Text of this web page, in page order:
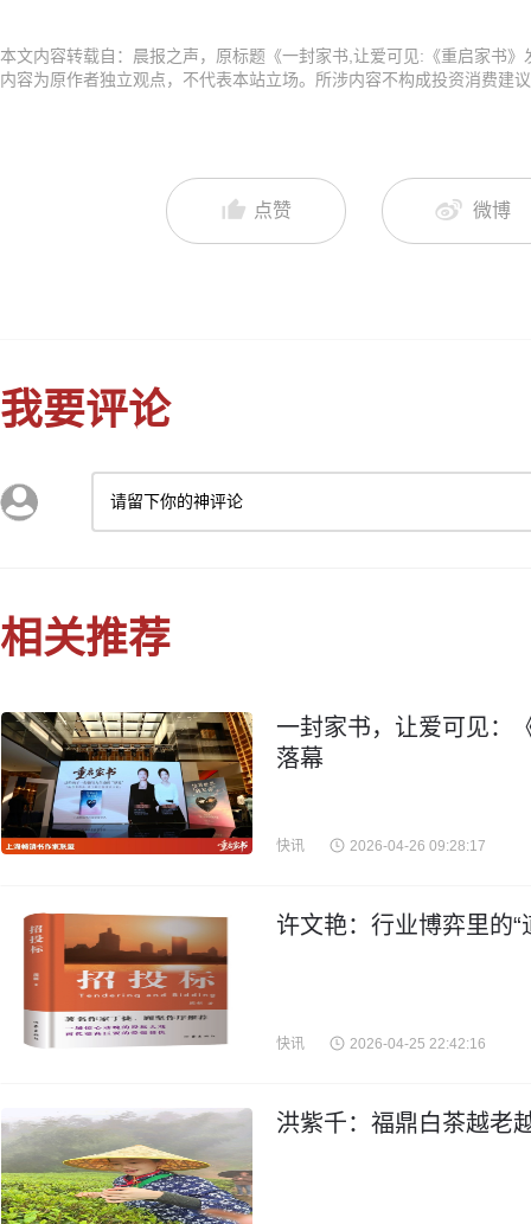
本文内容转载自：晨报之声，原标题《一封家书,让爱可见:《重启家书
内容为原作者独立观点，不代表本站立场。所涉内容不构成投资消费建
点赞 微博
我要评论
请留下你的神评论
相关推荐
一封家书，让爱可见：
落幕
快讯 2026-04-26 09:28:17
许文艳：行业博弈里的“
快讯 2026-04-25 22:42:16
洪紫千：福鼎白茶越老